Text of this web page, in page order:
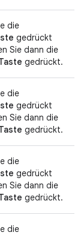
die
gedrückt
Sie dann die
gedrückt.
die
gedrückt
Sie dann die
gedrückt.
die
gedrückt
Sie dann die
gedrückt.
die